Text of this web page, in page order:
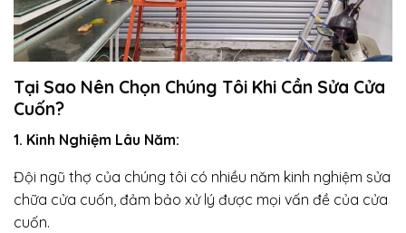
Tại Sao Nên Chọn Chúng Tôi Khi Cần Sửa Cửa
Cuốn?
1. Kinh Nghiệm Lâu Năm:
Đội ngũ thợ của chúng tôi có nhiều năm kinh nghiệm sửa
chữa cửa cuốn, đảm bảo xử lý được mọi vấn đề của cửa
cuốn.